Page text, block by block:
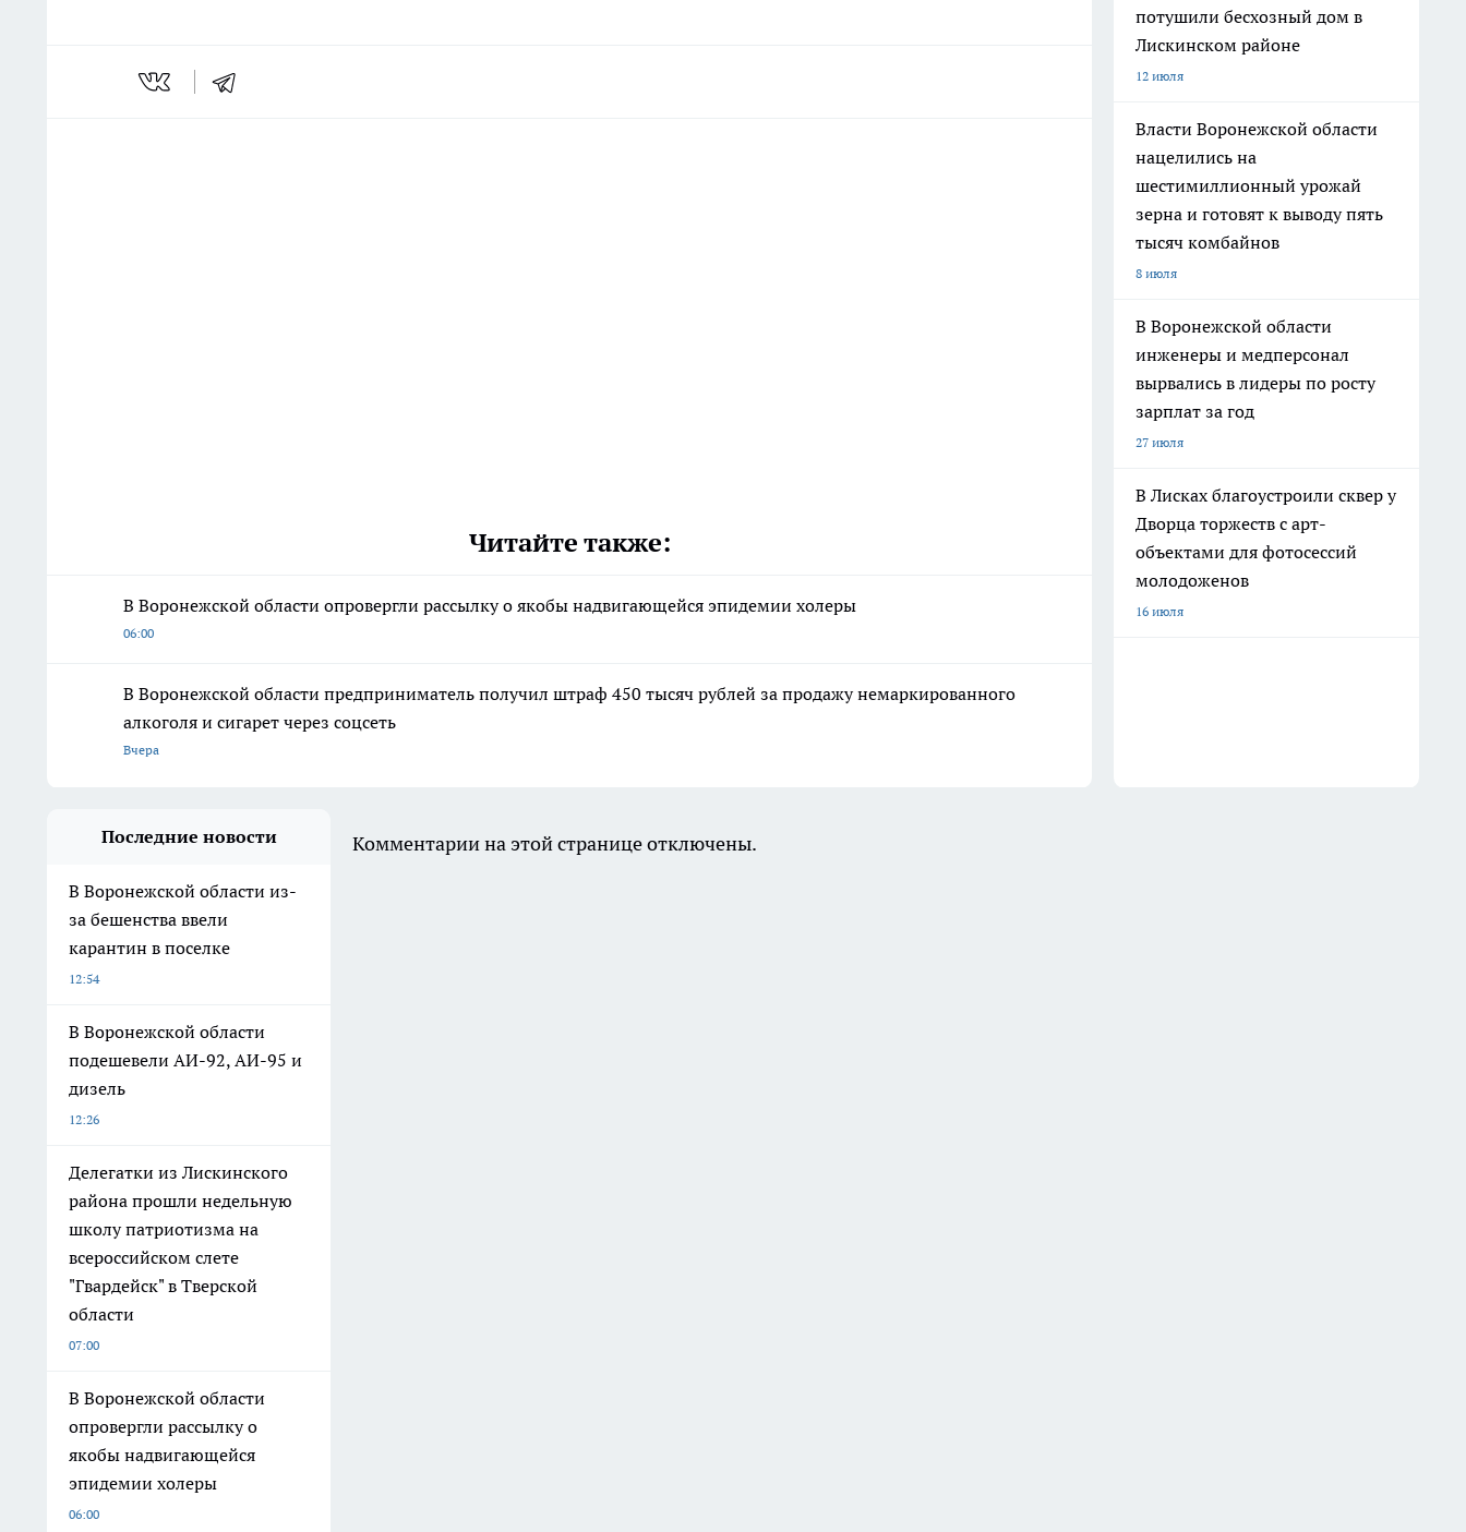
Читайте также:
В Воронежской области опровергли рассылку о якобы надвигающейся эпидемии холеры
06:00
В Воронежской области предприниматель получил штраф 450 тысяч рублей за продажу немаркированного
алкоголя и сигарет через соцсеть
Вчера
потушили бесхозный дом в
Лискинском районе
12 июля
Власти Воронежской области
нацелились на
шестимиллионный урожай
зерна и готовят к выводу пять
тысяч комбайнов
8 июля
В Воронежской области
инженеры и медперсонал
вырвались в лидеры по росту
зарплат за год
27 июля
В Лисках благоустроили сквер у
Дворца торжеств с арт-
объектами для фотосессий
молодоженов
16 июля
Последние новости
В Воронежской области из-
за бешенства ввели
карантин в поселке
12:54
В Воронежской области
подешевели АИ-92, АИ-95 и
дизель
12:26
Делегатки из Лискинского
района прошли недельную
школу патриотизма на
всероссийском слете
"Гвардейск" в Тверской
области
07:00
В Воронежской области
опровергли рассылку о
якобы надвигающейся
эпидемии холеры
06:00
Комментарии на этой странице отключены.